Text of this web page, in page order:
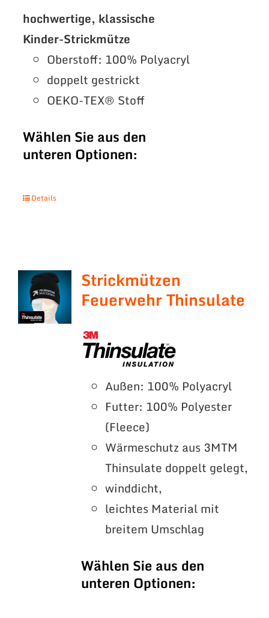
hochwertige, klassische
Kinder-Strickmütze
Oberstoff: 100% Polyacryl
doppelt gestrickt
OEKO-TEX® Stoff
Wählen Sie aus den
unteren Optionen:
Details
Strickmützen
Feuerwehr Thinsulate
Außen: 100% Polyacryl
Futter: 100% Polyester
(Fleece)
Wärmeschutz aus 3MTM
Thinsulate doppelt gelegt,
winddicht,
leichtes Material mit
breitem Umschlag
Wählen Sie aus den
unteren Optionen: